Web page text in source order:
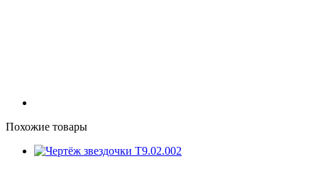
Похожие товары